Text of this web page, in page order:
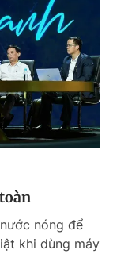
nóng để
khi dùng máy